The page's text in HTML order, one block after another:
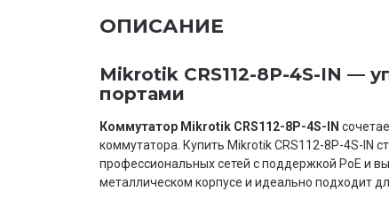
ОПИСАНИЕ
Mikrotik CRS112-8P-4S-IN —
портами
Коммутатор Mikrotik CRS112-8P-4S-IN
коммутатора. Купить Mikrotik CRS112-8P-4S-IN
профессиональных сетей с поддержкой PoE и
металлическом корпусе и идеально подходит